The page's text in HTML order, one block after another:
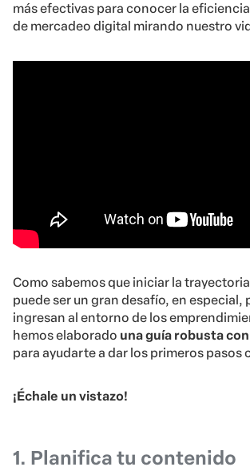
más efectivas para conocer la
de mercadeo digital mirando nuestro
Como sabemos que iniciar la
puede ser un gran desafío, en especial,
ingresan al entorno de los
hemos elaborado una guía robusta
para ayudarte a dar los primeros pasos
¡Échale un vistazo!
1. Planifica tu contenido